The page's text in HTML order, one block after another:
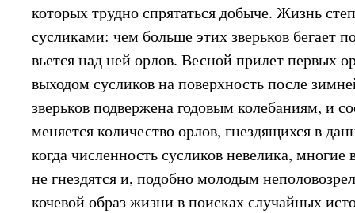
которых трудно спрятаться добыче. Жизнь
сусликами: чем больше этих зверьков бегает
вьется над ней орлов. Весной прилет первых
выходом сусликов на поверхность после
зверьков подвержена годовым колебаниям, и
меняется количество орлов, гнездящихся в
когда численность сусликов невелика,
не гнездятся и, подобно молодым
кочевой образ жизни в поисках случайных